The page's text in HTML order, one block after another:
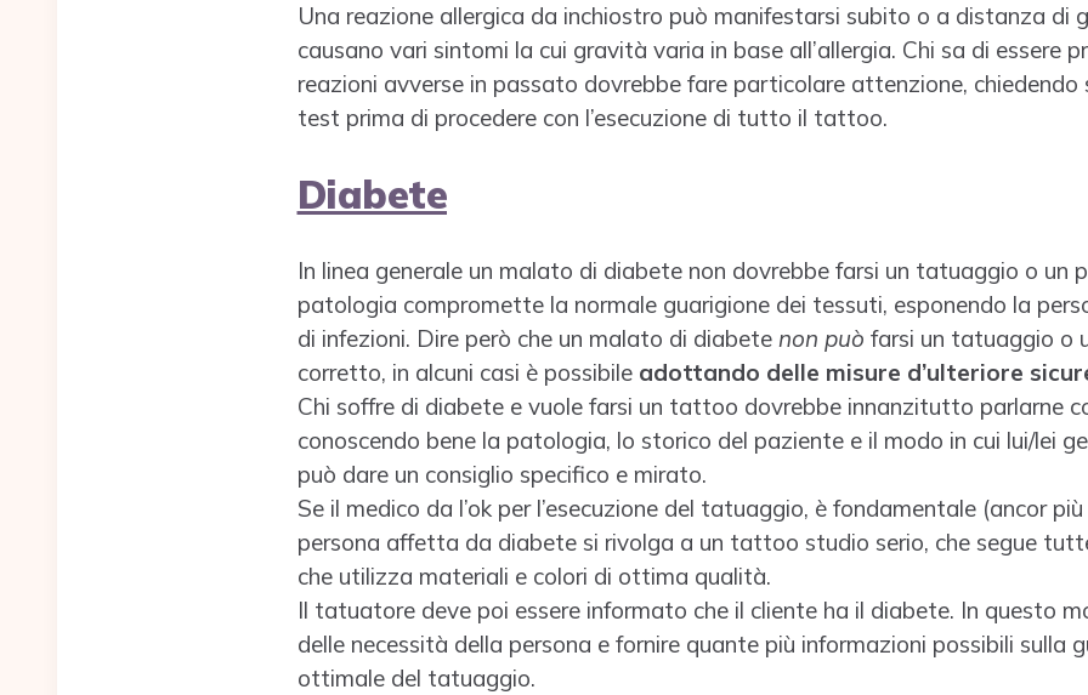
Una reazione allergica da inchiostro può manifestarsi subito o a distanza di
causano vari sintomi la cui gravità varia in base all’allergia. Chi sa di essere
reazioni avverse in passato dovrebbe fare particolare attenzione, chiedendo
test prima di procedere con l’esecuzione di tutto il tattoo.
Diabete
In linea generale un malato di diabete non dovrebbe farsi un tatuaggio o un
patologia compromette la normale guarigione dei tessuti, esponendo la
di infezioni. Dire però che un malato di diabete non può farsi un tatuaggio o
corretto, in alcuni casi è possibile adottando delle misure d’ulteriore
Chi soffre di diabete e vuole farsi un tattoo dovrebbe innanzitutto parlarne
conoscendo bene la patologia, lo storico del paziente e il modo in cui lui/lei
può dare un consiglio specifico e mirato.
Se il medico da l’ok per l’esecuzione del tatuaggio, è fondamentale (ancor
persona affetta da diabete si rivolga a un tattoo studio serio, che segue
che utilizza materiali e colori di ottima qualità.
Il tatuatore deve poi essere informato che il cliente ha il diabete. In questo
delle necessità della persona e fornire quante più informazioni possibili sulla
ottimale del tatuaggio.